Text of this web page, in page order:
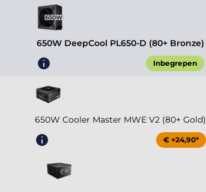
650W DeepCool PL650-D (80+ Bronze)
Inbegrepen
650W Cooler Master MWE V2 (80+ Gold)
€ +24,90*